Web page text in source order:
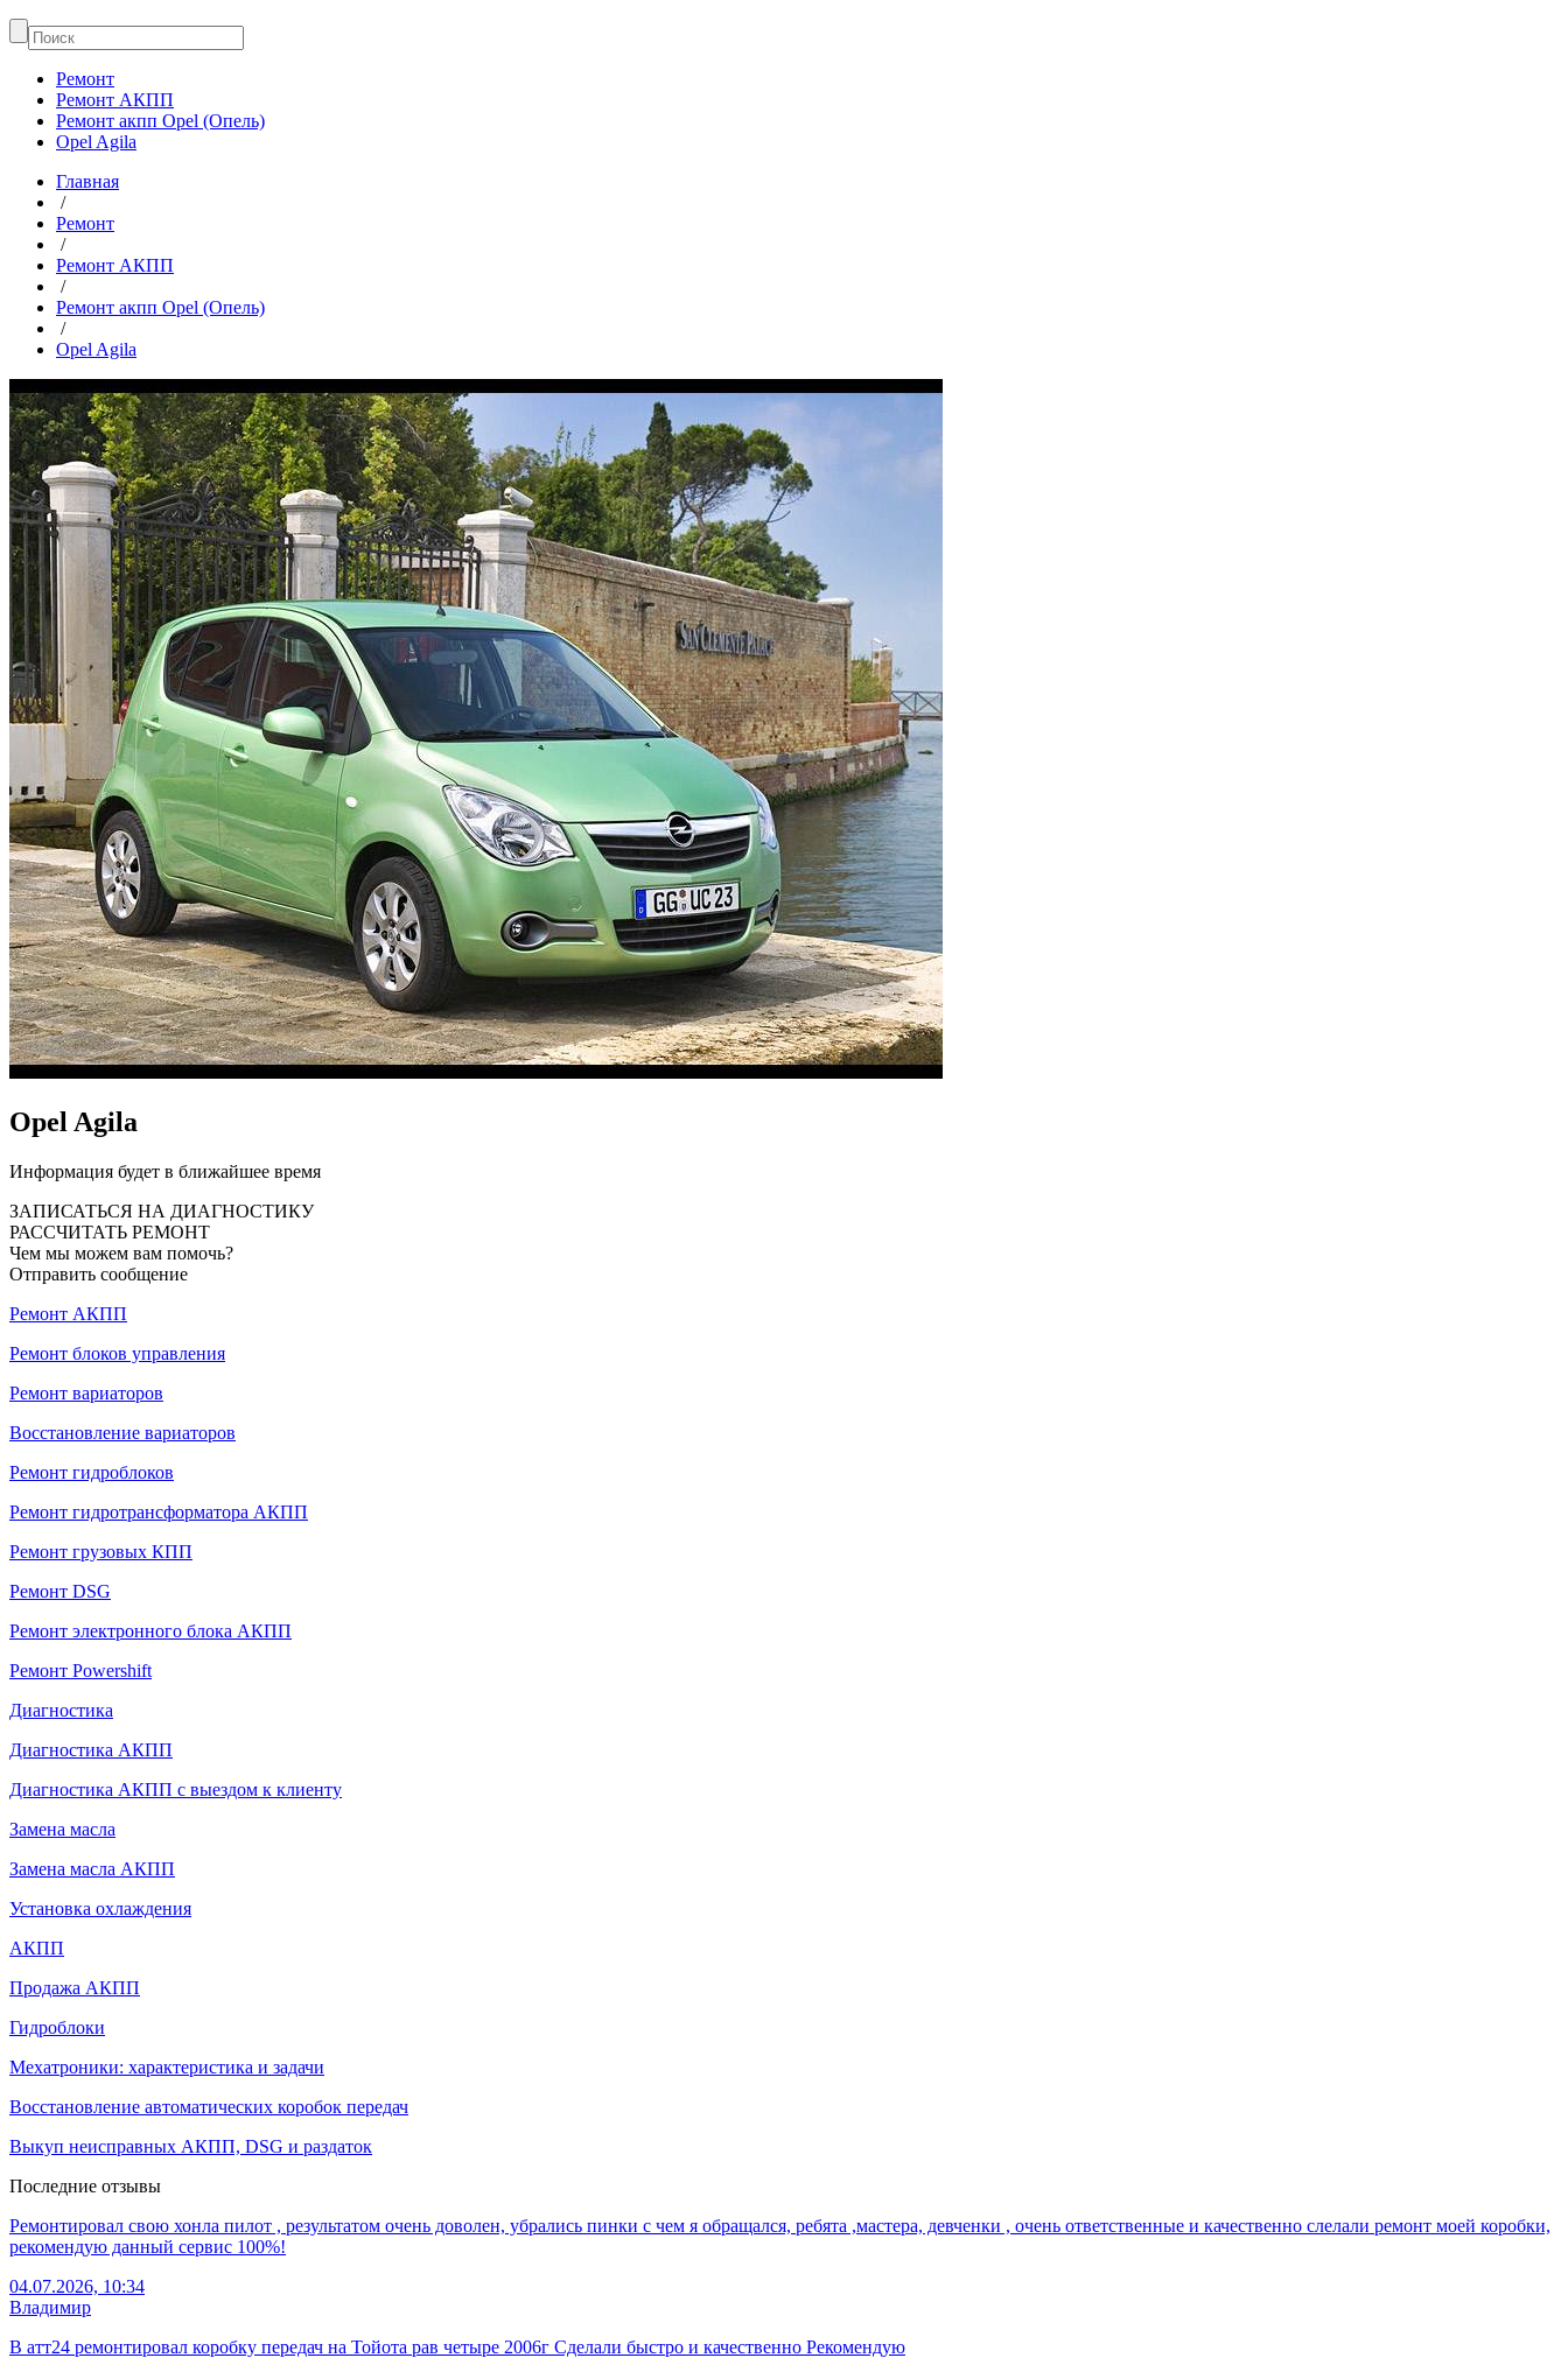
Ремонт
Ремонт АКПП
Ремонт акпп Opel (Опель)
Opel Agila
Главная
/
Ремонт
/
Ремонт АКПП
/
Ремонт акпп Opel (Опель)
/
Opel Agila
Opel Agila
Информация будет в ближайшее время
ЗАПИСАТЬСЯ НА ДИАГНОСТИКУ
РАССЧИТАТЬ РЕМОНТ
Чем мы можем вам помочь?
Отправить сообщение
Ремонт АКПП
Ремонт блоков управления
Ремонт вариаторов
Восстановление вариаторов
Ремонт гидроблоков
Ремонт гидротрансформатора АКПП
Ремонт грузовых КПП
Ремонт DSG
Ремонт электронного блока АКПП
Ремонт Powershift
Диагностика
Диагностика АКПП
Диагностика АКПП с выездом к клиенту
Замена масла
Замена масла АКПП
Установка охлаждения
АКПП
Продажа АКПП
Гидроблоки
Мехатроники: характеристика и задачи
Восстановление автоматических коробок передач
Выкуп неисправных АКПП, DSG и раздаток
Последние отзывы
Ремонтировал свою хонла пилот , результатом очень доволен, убрались пинки с чем я обращался, ребята ,мастера, девченки , очень ответственные и качественно слелали ремонт моей коробки,
рекомендую данный сервис 100%!
04.07.2026, 10:34
Владимир
В атт24 ремонтировал коробку передач на Тойота рав четыре 2006г Сделали быстро и качественно Рекомендую